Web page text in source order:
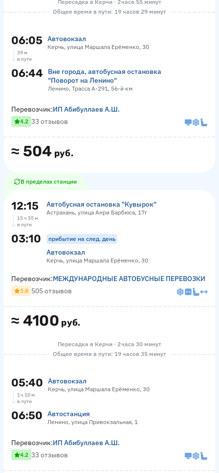
Пересадка в Керчи · 2 часа 55 минут
Общее время в пути: 19 часов 29 минут
06:05 Автовокзал
Керчь, улица Маршала Ерёменко, 30
39 м
в пути
06:44
Вне города, автобусная остановка
"Поворот на Ленино"
Ленино, Трасса А-291, 56-й км
≈ 504 руб.
Перевозчик:ИП Абибуллаев А.Ш.
4.2 33 отзывов
В пределах станции
12:15 Автобусная остановка "Кувырок"
Астрахань, улица Анри Барбюса, 17г
15 ч 55 м
в пути
03:10 прибытие на след. день
Автовокзал
Керчь, улица Маршала Ерёменко, 30
≈ 4100 руб.
Перевозчик:МЕЖДУНАРОДНЫЕ АВТОБУСНЫЕ ПЕРЕВОЗКИ
3.8 505 отзывов
Пересадка в Керчи · 2 часа 30 минут
Общее время в пути: 19 часов 35 минут
05:40 Автовокзал
Керчь, улица Маршала Ерёменко, 30
1 ч 10 м
в пути
06:50 Автостанция
Ленино, улица Привокзальная, 1
Перевозчик:ИП Абибуллаев А.Ш.
4.2 33 отзывов